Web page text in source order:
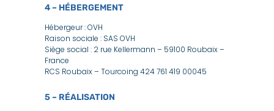
4 – HÉBERGEMENT
Hébergeur : OVH
Raison sociale : SAS OVH
Siège social : 2 rue Kellermann – 59100 Roubaix –
France
RCS Roubaix – Tourcoing 424 761 419 00045
5 – RÉALISATION